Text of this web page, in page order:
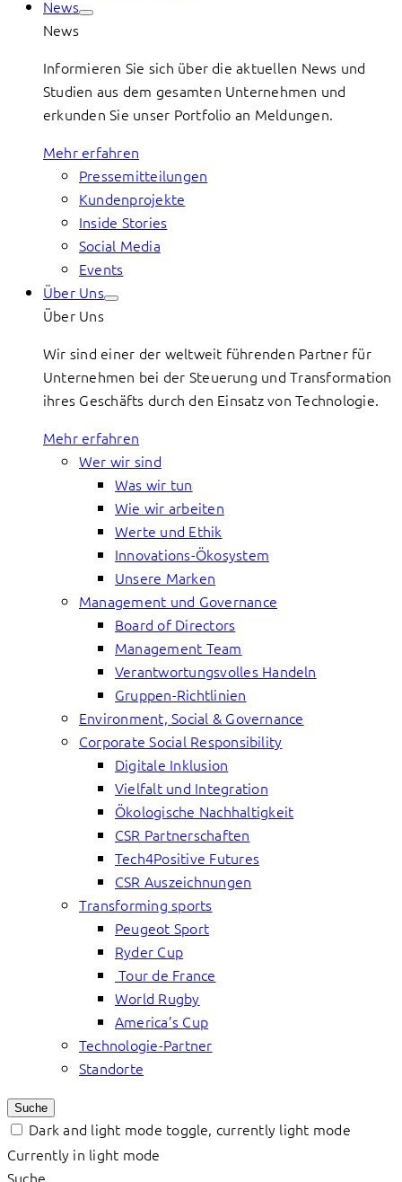
News
News
Informieren Sie sich über die aktuellen News und
Studien aus dem gesamten Unternehmen und
erkunden Sie unser Portfolio an Meldungen.
Mehr erfahren
Pressemitteilungen
Kundenprojekte
Inside Stories
Social Media
Events
Über Uns
Über Uns
Wir sind einer der weltweit führenden Partner für
Unternehmen bei der Steuerung und Transformation
ihres Geschäfts durch den Einsatz von Technologie.
Mehr erfahren
Wer wir sind
Was wir tun
Wie wir arbeiten
Werte und Ethik
Innovations-Ökosystem
Unsere Marken
Management und Governance
Board of Directors
Management Team
Verantwortungsvolles Handeln
Gruppen-Richtlinien
Environment, Social & Governance
Corporate Social Responsibility
Digitale Inklusion
Vielfalt und Integration
Ökologische Nachhaltigkeit
CSR Partnerschaften
Tech4Positive Futures
CSR Auszeichnungen
Transforming sports
Peugeot Sport
Ryder Cup
Tour de France
World Rugby
America’s Cup
Technologie-Partner
Standorte
Suche
Dark and light mode toggle, currently light mode
Currently in light mode
Suche